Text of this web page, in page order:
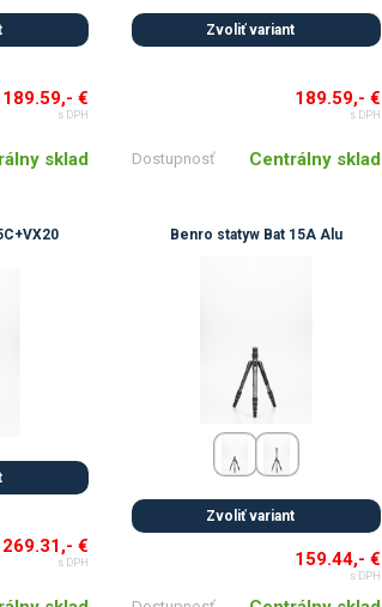
189.59,- €
s DPH
sklad
Zvoliť variant
189.59,- €
s DPH
Dostupnosť Centrálny sklad
269.31,- €
s DPH
Benro statyw Bat 15A Alu
Zvoliť variant
159.44,- €
s DPH